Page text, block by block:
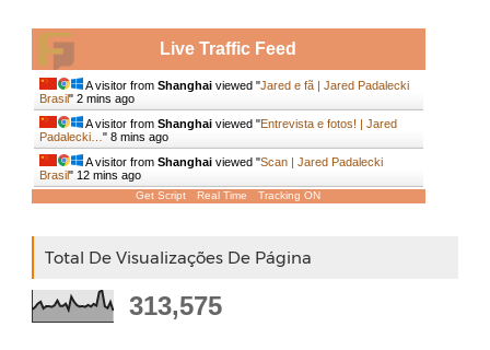
Live Traffic Feed
A visitor from Shanghaiviewed "Jared e fã | Jared Padalecki
Brasil" 2 mins ago
A visitor from Shanghaiviewed "Entrevista e fotos! | Jared
Padalecki… " 8 mins ago
A visitor from Shanghaiviewed "Scan | Jared Padalecki
Brasil" 12 mins ago
Get Script Real Time Tracking ON
Total De Visualizações De Página
313,575